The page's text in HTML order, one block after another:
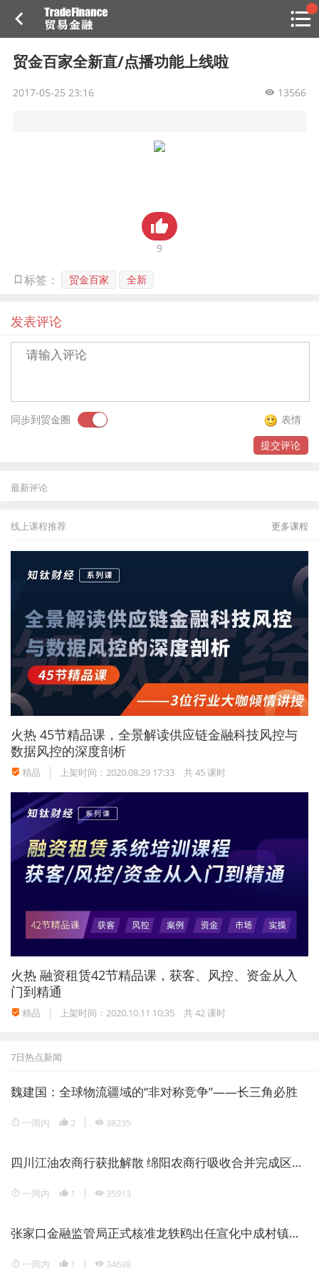
贸金百家全新直/点播功能上线啦
2017-05-25 23:16 13566
9
标签： 贸金百家 全新
发表评论
同步到贸金圈
表情
提交评论
最新评论
线上课程推荐 更多课程
火热 45节精品课，全景解读供应链金融科技风控与
数据风控的深度剖析
精品 上架时间：2020.08.29 17:33 共 45 课时
火热 融资租赁42节精品课，获客、风控、资金从入
门到精通
精品 上架时间：2020.10.11 10:35 共 42 课时
7日热点新闻
魏建国：全球物流疆域的“非对称竞争”——长三角必胜
一周内 2 38235
四川江油农商行获批解散 绵阳农商行吸收合并完成区域银行整合
一周内 1 35913
张家口金融监管局正式核准龙轶鸥出任宣化中成村镇银行董事长
一周内 1 34698
热
点
目
专家投稿
贸金招聘
贸金微博
贸金书店
我的
贸金APP